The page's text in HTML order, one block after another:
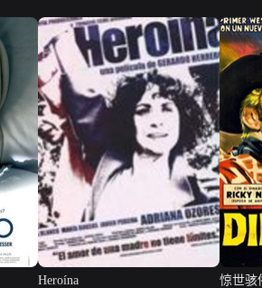
Heroína
惊世骇